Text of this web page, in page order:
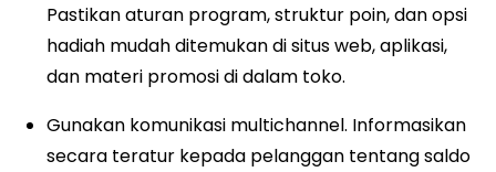
Pastikan aturan program, struktur poin, dan opsi
hadiah mudah ditemukan di situs web, aplikasi,
dan materi promosi di dalam toko.
Gunakan komunikasi multichannel. Informasikan
secara teratur kepada pelanggan tentang saldo